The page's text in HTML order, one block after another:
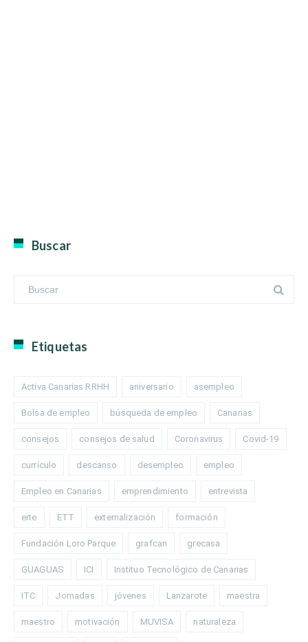
Buscar
Etiquetas
Activa Canarias RRHH aniversario asempleo
Bolsa de empleo búsqueda de empleo Canarias
consejos consejos de salud Coronavirus Covid-19
currículo descanso desempleo empleo
Empleo en Canarias emprendimiento entrevista
erte ETT externalización formación
Fundación Loro Parque grafcan grecasa
GUAGUAS ICI Instituo Tecnológico de Canarias
ITC Jornadas jóvenes Lanzarote maestra
maestro motivación MUVISA naturaleza